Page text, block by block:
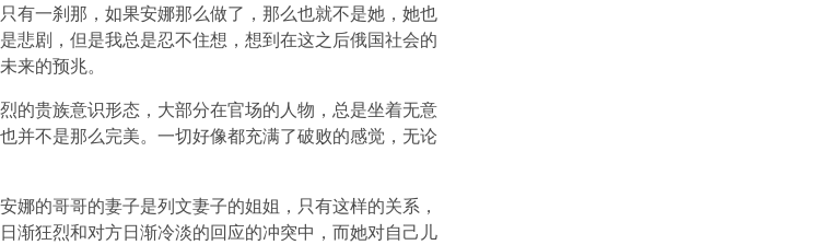
有一刹那，如果安娜那么做了，那么也就不是她，她也
悲剧，但是我总是忍不住想，想到在这之后俄国社会的
来的预兆。
的贵族意识形态，大部分在官场的人物，总是坐着无意
并不是那么完美。一切好像都充满了破败的感觉，无论
的哥哥的妻子是列文妻子的姐姐，只有这样的关系，
渐狂烈和对方日渐冷淡的回应的冲突中，而她对自己儿